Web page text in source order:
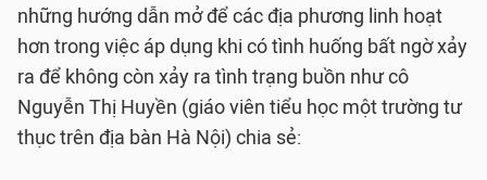
những hướng dẫn mở để các địa phương linh hoạt
hơn trong việc áp dụng khi có tình huống bất ngờ xảy
ra để không còn xảy ra tình trạng buồn như cô
Nguyễn Thị Huyền (giáo viên tiểu học một trường tư
thục trên địa bàn Hà Nội) chia sẻ: